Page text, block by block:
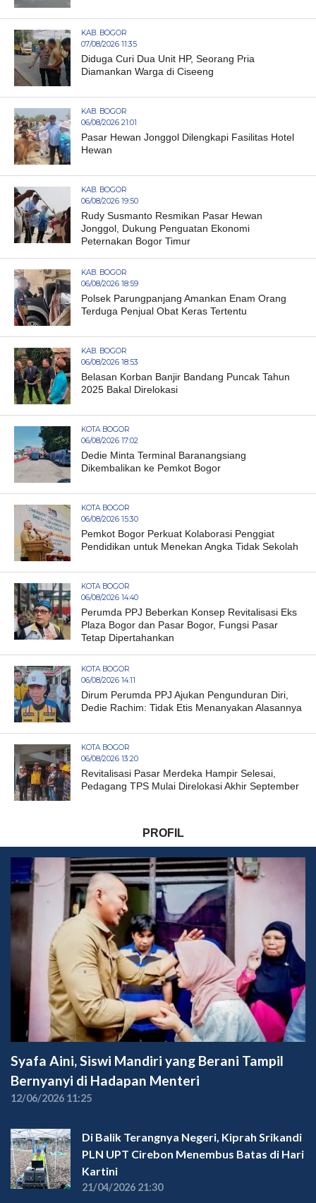
KAB. BOGOR
07/08/2026 11:35
Diduga Curi Dua Unit HP, Seorang Pria
Diamankan Warga di Ciseeng
KAB. BOGOR
06/08/2026 21:01
Pasar Hewan Jonggol Dilengkapi Fasilitas Hotel
Hewan
KAB. BOGOR
06/08/2026 19:50
Rudy Susmanto Resmikan Pasar Hewan
Jonggol, Dukung Penguatan Ekonomi
Peternakan Bogor Timur
KAB. BOGOR
06/08/2026 18:59
Polsek Parungpanjang Amankan Enam Orang
Terduga Penjual Obat Keras Tertentu
KAB. BOGOR
06/08/2026 18:53
Belasan Korban Banjir Bandang Puncak Tahun
2025 Bakal Direlokasi
KOTA BOGOR
06/08/2026 17:02
Dedie Minta Terminal Baranangsiang
Dikembalikan ke Pemkot Bogor
KOTA BOGOR
06/08/2026 15:30
Pemkot Bogor Perkuat Kolaborasi Penggiat
Pendidikan untuk Menekan Angka Tidak Sekolah
KOTA BOGOR
06/08/2026 14:40
Perumda PPJ Beberkan Konsep Revitalisasi Eks
Plaza Bogor dan Pasar Bogor, Fungsi Pasar
Tetap Dipertahankan
KOTA BOGOR
06/08/2026 14:11
Dirum Perumda PPJ Ajukan Pengunduran Diri,
Dedie Rachim: Tidak Etis Menanyakan Alasannya
KOTA BOGOR
06/08/2026 13:20
Revitalisasi Pasar Merdeka Hampir Selesai,
Pedagang TPS Mulai Direlokasi Akhir September
PROFIL
Syafa Aini, Siswi Mandiri yang Berani Tampil
Bernyanyi di Hadapan Menteri
12/06/2026 11:25
Di Balik Terangnya Negeri, Kiprah Srikandi
PLN UPT Cirebon Menembus Batas di Hari
Kartini
21/04/2026 21:30